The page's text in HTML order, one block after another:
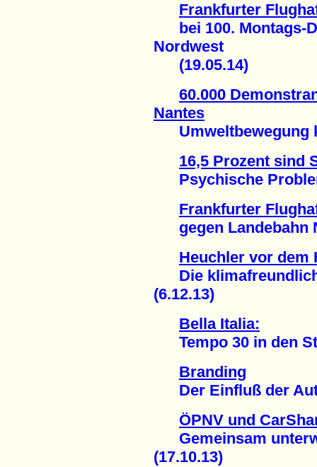
Frankfurter
bei 100. Montags-
Nordwest
(19.05.14)
60.000
Nantes
Umweltbewegung
16,5 Prozent sind
Psychische
Frankfurter
gegen Landebahn
Heuchler vor dem
Die
(6.12.13)
Bella Italia:
Tempo 30 in den
Branding
Der Einfluß der
ÖPNV und
Gemeinsam
(17.10.13)